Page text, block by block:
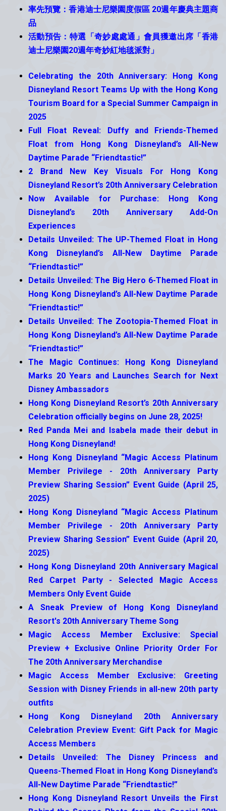
率先預覽：香港迪士尼樂園度假區 20週年慶典主題商
品
活動預告：特選「奇妙處處通」會員獲邀出席「香港
迪士尼樂園20週年奇妙紅地毯派對」
Celebrating the 20th Anniversary: Hong Kong
Disneyland Resort Teams Up with the Hong Kong
Tourism Board for a Special Summer Campaign in
2025
Full Float Reveal: Duffy and Friends-Themed
Float from Hong Kong Disneyland’s All-New
Daytime Parade “Friendtastic!”
2 Brand New Key Visuals For Hong Kong
Disneyland Resort’s 20th Anniversary Celebration
Now Available for Purchase: Hong Kong
Disneyland’s 20th Anniversary Add-On
Experiences
Details Unveiled: The UP-Themed Float in Hong
Kong Disneyland’s All-New Daytime Parade
“Friendtastic!”
Details Unveiled: The Big Hero 6-Themed Float in
Hong Kong Disneyland’s All-New Daytime Parade
“Friendtastic!”
Details Unveiled: The Zootopia-Themed Float in
Hong Kong Disneyland’s All-New Daytime Parade
“Friendtastic!”
The Magic Continues: Hong Kong Disneyland
Marks 20 Years and Launches Search for Next
Disney Ambassadors
Hong Kong Disneyland Resort’s 20th Anniversary
Celebration officially begins on June 28, 2025!
Red Panda Mei and Isabela made their debut in
Hong Kong Disneyland!
Hong Kong Disneyland “Magic Access Platinum
Member Privilege - 20th Anniversary Party
Preview Sharing Session” Event Guide (April 25,
2025)
Hong Kong Disneyland “Magic Access Platinum
Member Privilege - 20th Anniversary Party
Preview Sharing Session” Event Guide (April 20,
2025)
Hong Kong Disneyland 20th Anniversary Magical
Red Carpet Party - Selected Magic Access
Members Only Event Guide
A Sneak Preview of Hong Kong Disneyland
Resort's 20th Anniversary Theme Song
Magic Access Member Exclusive: Special
Preview + Exclusive Online Priority Order For
The 20th Anniversary Merchandise
Magic Access Member Exclusive: Greeting
Session with Disney Friends in all-new 20th party
outfits
Hong Kong Disneyland 20th Anniversary
Celebration Preview Event: Gift Pack for Magic
Access Members
Details Unveiled: The Disney Princess and
Queens-Themed Float in Hong Kong Disneyland’s
All-New Daytime Parade “Friendtastic!”
Hong Kong Disneyland Resort Unveils the First